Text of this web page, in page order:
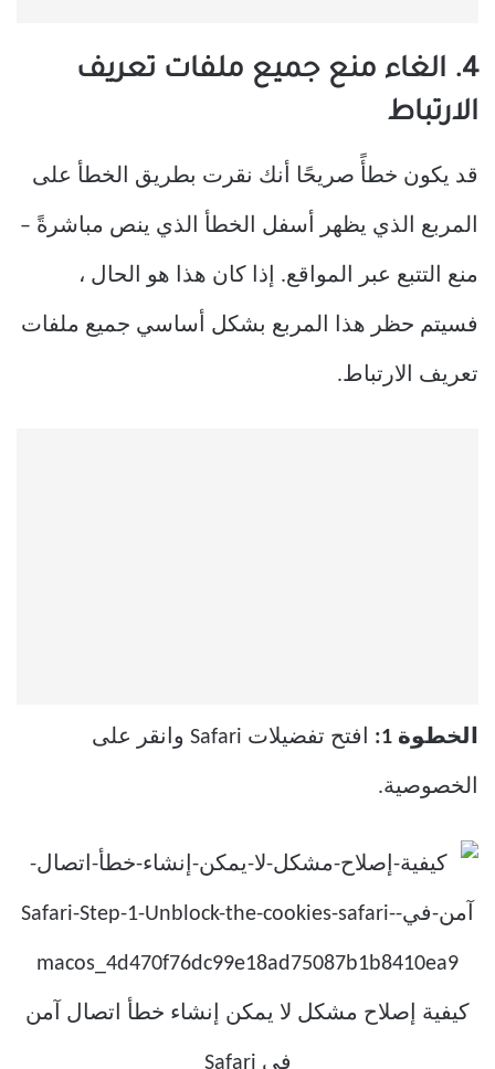
4. الغاء منع جميع ملفات تعريف
الارتباط
قد يكون خطأً صريحًا أنك نقرت بطريق الخطأ على
المربع الذي يظهر أسفل الخطأ الذي ينص مباشرةً –
منع التتبع عبر المواقع. إذا كان هذا هو الحال ،
فسيتم حظر هذا المربع بشكل أساسي جميع ملفات
تعريف الارتباط.
الخطوة 1: افتح تفضيلات Safari وانقر على
الخصوصية.